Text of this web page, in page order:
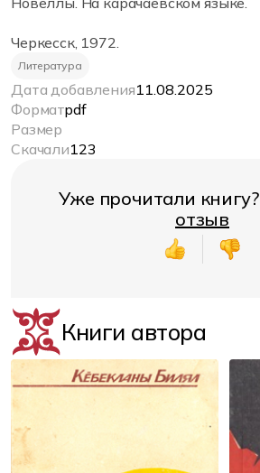
Черкесск, 1972.
Литература
Дата добавления11.08.2025
Форматpdf
Размер
Скачали123
Уже прочитали книгу?
отзыв
Книги автора